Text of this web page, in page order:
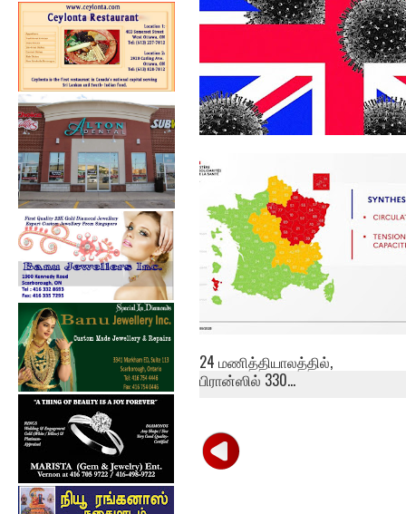
கொரோனா – இத்தாலியின்
மொத்த மரண எண்ண...
24 மணித்தியாலத்தில்,
பிரான்ஸில் 330...